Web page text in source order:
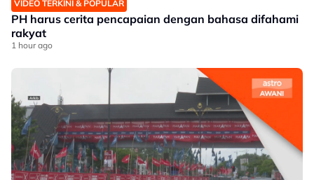
VIDEO TERKINI & POPULAR
PH harus cerita pencapaian dengan bahasa difahami
rakyat
1 hour ago